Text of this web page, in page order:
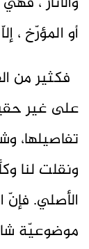
أو المؤرّخ ،
فكثير من
على غير
تفاصيلها،
ونقلت لنا
الأصلي. فإنّ
موضوعيّة